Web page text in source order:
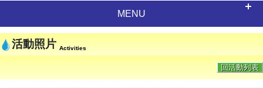
MENU
活動照片 Activities
回活動列表